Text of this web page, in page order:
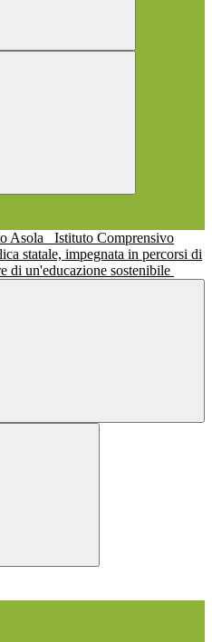
Istituto Comprensivo
statale, impegnata in percorsi di
di un'educazione sostenibile